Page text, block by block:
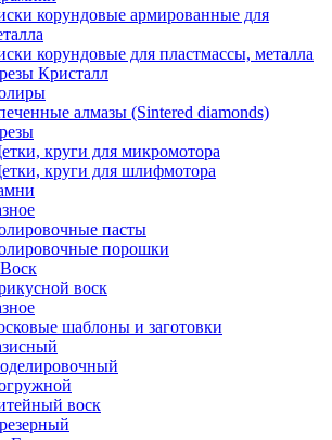
корундовые армированные для
корундовые для пластмассы, металла
Кристалл
алмазы (Sintered diamonds)
круги для микромотора
круги для шлифмотора
пасты
порошки
Воск
воск
шаблоны и заготовки
воск